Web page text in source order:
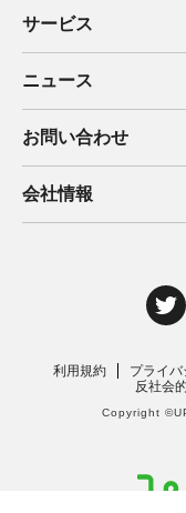
サービス
ご家庭向け電力サ
法人向け脱炭素サ
住宅用太陽光売電
ニュース
2025年
2024年
2019年
お問い合わせ
ご家庭向け電力サ
法人向け脱炭素サ
電気工事のお申込み
会社情報
利用規約 プライ
反社会
Copyright